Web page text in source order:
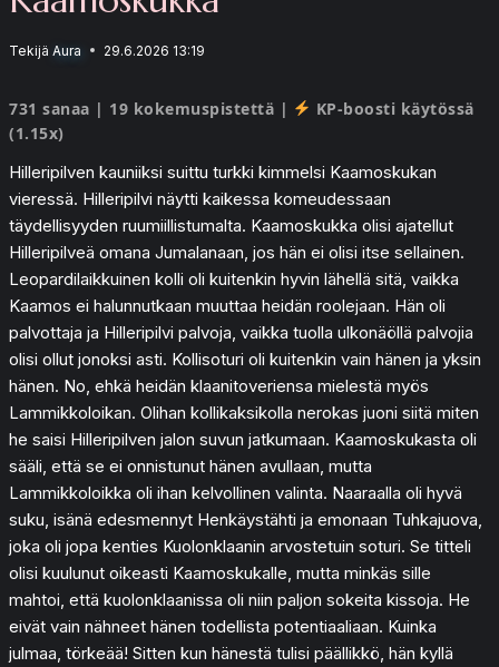
Tekijä Aura 29.6.2026 13:19
731 sanaa | 19 kokemuspistettä |
KP-boosti käytössä
(1.15x)
Hilleripilven kauniiksi suittu turkki kimmelsi Kaamoskukan
vieressä. Hilleripilvi näytti kaikessa komeudessaan
täydellisyyden ruumiillistumalta. Kaamoskukka olisi ajatellut
Hilleripilveä omana Jumalanaan, jos hän ei olisi itse sellainen.
Leopardilaikkuinen kolli oli kuitenkin hyvin lähellä sitä, vaikka
Kaamos ei halunnutkaan muuttaa heidän roolejaan. Hän oli
palvottaja ja Hilleripilvi palvoja, vaikka tuolla ulkonäöllä palvojia
olisi ollut jonoksi asti. Kollisoturi oli kuitenkin vain hänen ja yksin
hänen. No, ehkä heidän klaanitoveriensa mielestä myös
Lammikkoloikan. Olihan kollikaksikolla nerokas juoni siitä miten
he saisi Hilleripilven jalon suvun jatkumaan. Kaamoskukasta oli
sääli, että se ei onnistunut hänen avullaan, mutta
Lammikkoloikka oli ihan kelvollinen valinta. Naaraalla oli hyvä
suku, isänä edesmennyt Henkäystähti ja emonaan Tuhkajuova,
joka oli jopa kenties Kuolonklaanin arvostetuin soturi. Se titteli
olisi kuulunut oikeasti Kaamoskukalle, mutta minkäs sille
mahtoi, että kuolonklaanissa oli niin paljon sokeita kissoja. He
eivät vain nähneet hänen todellista potentiaaliaan. Kuinka
julmaa, törkeää! Sitten kun hänestä tulisi päällikkö, hän kyllä